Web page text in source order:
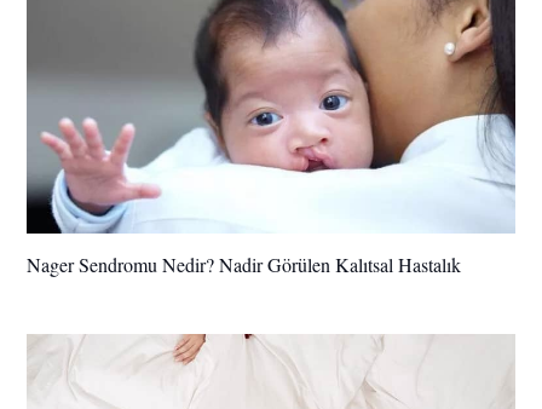
Nager Sendromu Nedir? Nadir Görülen Kalıtsal Hastalık